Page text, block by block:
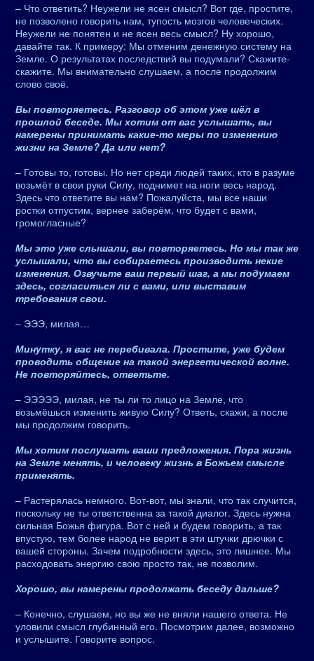
– Что ответить? Неужели не ясен смысл? Вот где, простите,
не позволено говорить нам, тупость мозгов человеческих.
Неужели не понятен и не ясен весь смысл? Ну хорошо,
давайте так. К примеру: Мы отменим денежную систему на
Земле. О результатах последствий вы подумали? Скажите-
скажите. Мы внимательно слушаем, а после продолжим
слово своё.
Вы повторяетесь. Разговор об этом уже шёл в
прошлой беседе. Мы хотим от вас услышать, вы
намерены принимать какие-то меры по изменению
жизни на Земле? Да или нет?
– Готовы то, готовы. Но нет среди людей таких, кто в разуме
возьмёт в свои руки Силу, поднимет на ноги весь народ.
Здесь что ответите вы нам? Пожалуйста, мы все наши
ростки отпустим, вернее заберём, что будет с вами,
громогласные?
Мы это уже слышали, вы повторяетесь. Но мы так же
услышали, что вы собираетесь производить некие
изменения. Озвучьте ваш первый шаг, а мы подумаем
здесь, согласиться ли с вами, или выставим
требования свои.
– ЭЭЭ, милая…
Минутку, я вас не перебивала. Простите, уже будем
проводить общение на такой энергетической волне.
Не повторяйтесь, ответьте.
– ЭЭЭЭЭ, милая, не ты ли то лицо на Земле, что
возьмёшься изменить живую Силу? Ответь, скажи, а после
мы продолжим говорить.
Мы хотим послушать ваши предложения. Пора жизнь
на Земле менять, и человеку жизнь в Божьем смысле
применять.
– Растерялась немного. Вот-вот, мы знали, что так случится,
поскольку не ты ответственна за такой диалог. Здесь нужна
сильная Божья фигура. Вот с ней и будем говорить, а так
впустую, тем более народ не верит в эти штучки дрючки с
вашей стороны. Зачем подробности здесь, это лишнее. Мы
расходовать энергию свою просто так, не позволим.
Хорошо, вы намерены продолжать беседу дальше?
– Конечно, слушаем, но вы же не вняли нашего ответа. Не
уловили смысл глубинный его. Посмотрим далее, возможно
и услышите. Говорите вопрос.